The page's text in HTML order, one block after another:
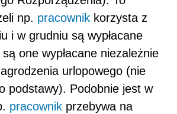
np. pracownik korzysta z
i w grudniu są wypłacane
one wypłacane niezależnie
urlopowego (nie
podstawy). Podobnie jest w
pracownik przebywa na